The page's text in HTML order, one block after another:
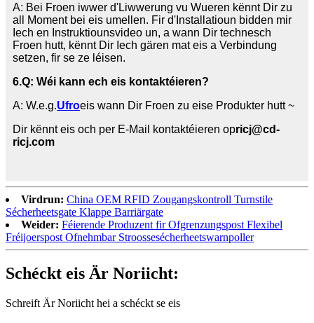
A: Bei Froen iwwer d'Liwwerung vu Wueren kënnt Dir zu
all Moment bei eis umellen. Fir d'Installatioun bidden mir
Iech en Instruktiounsvideo un, a wann Dir technesch
Froen hutt, kënnt Dir Iech gären mat eis a Verbindung
setzen, fir se ze léisen.
6.Q: Wéi kann ech eis kontaktéieren?
A: W.e.g.Ufroeis wann Dir Froen zu eise Produkter hutt ~
Dir kënnt eis och per E-Mail kontaktéieren opricj@cd-
ricj.com
Virdrun: China OEM RFID Zougangskontroll Turnstile
Sécherheetsgate Klappe Barriärgate
Weider: Féierende Produzent fir Ofgrenzungspost Flexibel
Fréijoerspost Ofnehmbar Stroossesécherheetswarnpoller
Schéckt eis Är Noriicht:
Schreift Är Noriicht hei a schéckt se eis